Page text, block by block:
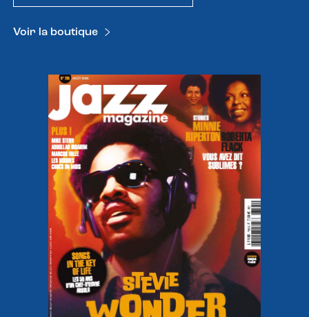
Voir la boutique